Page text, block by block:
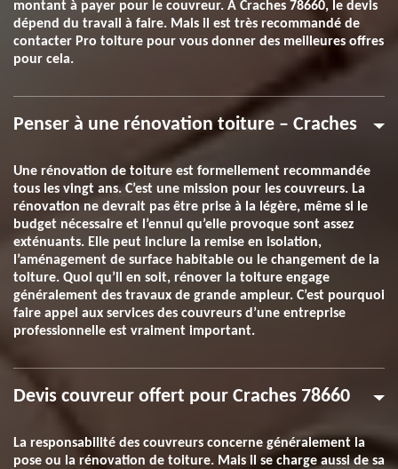
montant à payer pour le couvreur. À Craches 78660, le devis
dépend du travail à faire. Mais il est très recommandé de
contacter Pro toiture pour vous donner des meilleures offres
pour cela.
Penser à une rénovation toiture – Craches
Une rénovation de toiture est formellement recommandée
tous les vingt ans. C’est une mission pour les couvreurs. La
rénovation ne devrait pas être prise à la légère, même si le
budget nécessaire et l’ennui qu’elle provoque sont assez
exténuants. Elle peut inclure la remise en isolation,
l’aménagement de surface habitable ou le changement de la
toiture. Quoi qu’il en soit, rénover la toiture engage
généralement des travaux de grande ampleur. C’est pourquoi
faire appel aux services des couvreurs d’une entreprise
professionnelle est vraiment important.
Devis couvreur offert pour Craches 78660
La responsabilité des couvreurs concerne généralement la
pose ou la rénovation de toiture. Mais il se charge aussi de sa